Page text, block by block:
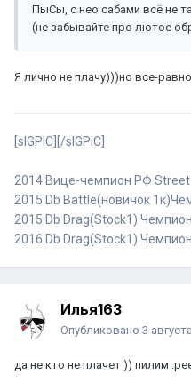
ПыСы, с нео сабами всё не
(не забывайте про лютое
Я лично не плачу)))но все-
[sIGPIC][/sIGPIC]
2014 Вице-чемпион РФ Street
2015 Db Battle(новичок
2015 Db Drag(Stock1)
2016 Db Drag(Stock1)
Илья163
Опубликовано 3
да не кто не плачет )) пилим